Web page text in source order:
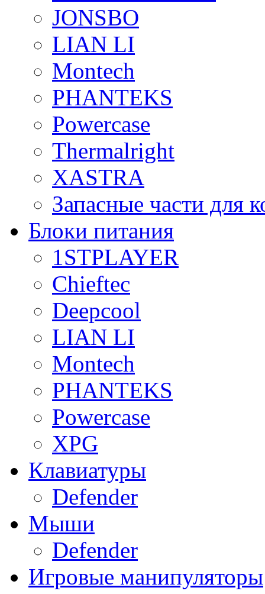
JONSBO
LIAN LI
Montech
PHANTEKS
Powercase
Thermalright
XASTRA
Запасные части для
Блоки питания
1STPLAYER
Chieftec
Deepcool
LIAN LI
Montech
PHANTEKS
Powercase
XPG
Клавиатуры
Defender
Мыши
Defender
Игровые манипуляторы